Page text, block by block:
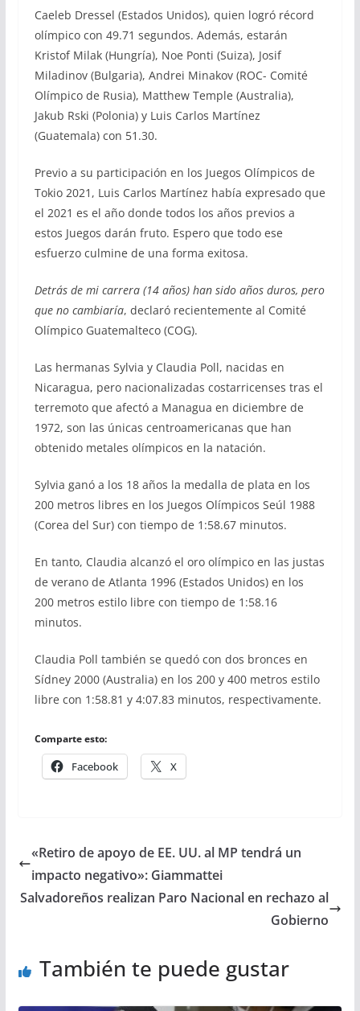
Caeleb Dressel (Estados Unidos), quien logró récord
olímpico con 49.71 segundos. Además, estarán
Kristof Milak (Hungría), Noe Ponti (Suiza), Josif
Miladinov (Bulgaria), Andrei Minakov (ROC- Comité
Olímpico de Rusia), Matthew Temple (Australia),
Jakub Rski (Polonia) y Luis Carlos Martínez
(Guatemala) con 51.30.
Previo a su participación en los Juegos Olímpicos de
Tokio 2021, Luis Carlos Martínez había expresado que
el 2021 es el año donde todos los años previos a
estos Juegos darán fruto. Espero que todo ese
esfuerzo culmine de una forma exitosa.
Detrás de mi carrera (14 años) han sido años duros, pero
que no cambiaría, declaró recientemente al Comité
Olímpico Guatemalteco (COG).
Las hermanas Sylvia y Claudia Poll, nacidas en
Nicaragua, pero nacionalizadas costarricenses tras el
terremoto que afectó a Managua en diciembre de
1972, son las únicas centroamericanas que han
obtenido metales olímpicos en la natación.
Sylvia ganó a los 18 años la medalla de plata en los
200 metros libres en los Juegos Olímpicos Seúl 1988
(Corea del Sur) con tiempo de 1:58.67 minutos.
En tanto, Claudia alcanzó el oro olímpico en las justas
de verano de Atlanta 1996 (Estados Unidos) en los
200 metros estilo libre con tiempo de 1:58.16
minutos.
Claudia Poll también se quedó con dos bronces en
Sídney 2000 (Australia) en los 200 y 400 metros estilo
libre con 1:58.81 y 4:07.83 minutos, respectivamente.
Comparte esto:
Facebook X
«Retiro de apoyo de EE. UU. al MP tendrá un
impacto negativo»: Giammattei
Salvadoreños realizan Paro Nacional en rechazo al
Gobierno
También te puede gustar